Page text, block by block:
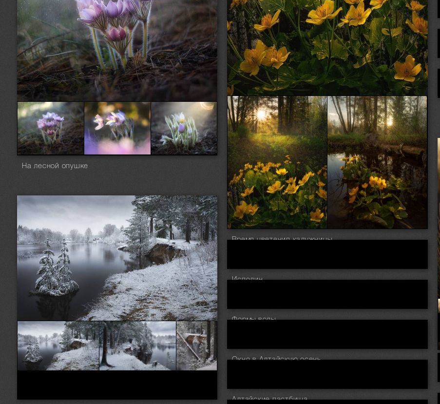
Время цветения калужницы
На лесной опушке
Исполин
Формы воды
Окно в Алтайскую осень
Алтайские пастбища